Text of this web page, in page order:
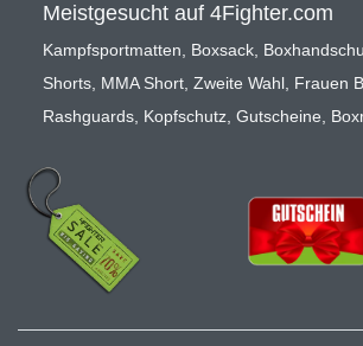
Meistgesucht auf 4Fighter.com
Kampfsportmatten, Boxsack,
Shorts, MMA Short, Zweite Wahl, Frauen
Rashguards, Kopfschutz, Gutscheine,